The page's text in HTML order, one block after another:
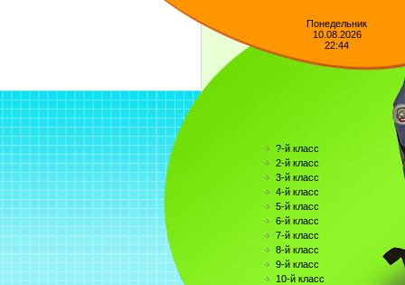
Понедельник
10.08.2026
22:44
?-й класс
2-й класс
3-й класс
4-й класс
5-й класс
6-й класс
7-й класс
8-й класс
9-й класс
10-й класс